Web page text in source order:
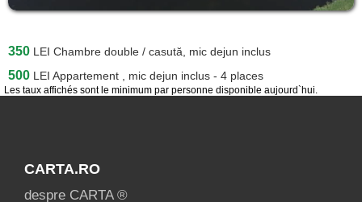
Les taux affichés sont le minimum par personne disponible aujourd`hui.
350 LEI Chambre double / casută, mic dejun inclus
500 LEI Appartement , mic dejun inclus - 4 places
CARTA.RO
despre CARTA ®